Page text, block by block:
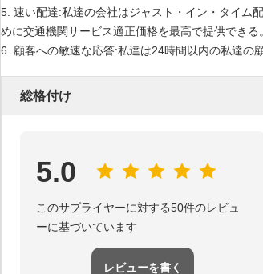
5. 速い配達:私達の会社はジャスト・イン・タイム
めに交通機関サービス適正価格を最高で提供できる。
6. 顧客への敏速な応答:私達は24時間以内の私達の
総格付け
5.0
このサプライヤーに対する50件のレビュ
ーに基づいています
レビューを書く